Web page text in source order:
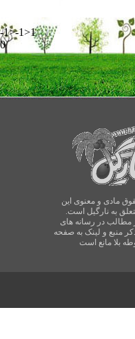
-1>-1>1
0
مادی و معنوی این
به نارگیل است.
مطالب در رسانه های
منبع و لینک به صفحه
بلا مانع است